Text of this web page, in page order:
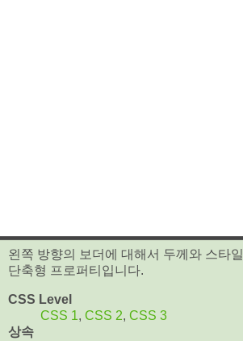
왼쪽 방향의 보더에 대해서 두께와 스타
단축형 프로퍼티입니다.
CSS Level
CSS 1, CSS 2, CSS 3
상속